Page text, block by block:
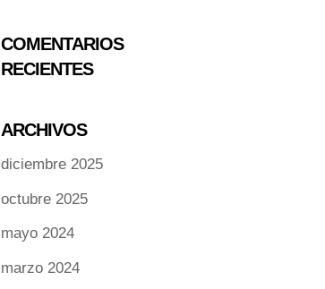
COMENTARIOS
RECIENTES
ARCHIVOS
diciembre 2025
octubre 2025
mayo 2024
marzo 2024